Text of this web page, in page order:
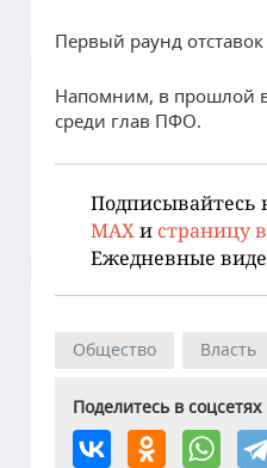
Первый раунд
Напомним, в прошлой
среди глав ПФО.
Подписывайтесь
MAXи страницу
Ежедневные
Общество Власть
Поделитесь в соцсетях